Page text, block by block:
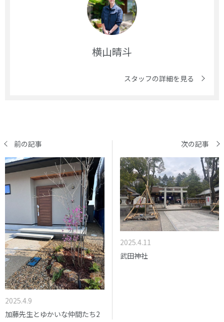
横山晴斗
スタッフの詳細を見る
前の記事
2025.4.9
加藤先生とゆかいな仲間たち2
次の記事
2025.4.11
武田神社